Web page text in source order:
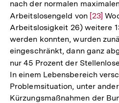
nach der normalen
Arbeitslosengeld von Zur
der
[23]
Arbeitslosigkeit 26) weitere
werden konnten, wurden
eingeschränkt, dann ganz
nur 45 Prozent der
In einem Lebensbereich
Problemsituation, unter
Kürzungsmaßnahmen der